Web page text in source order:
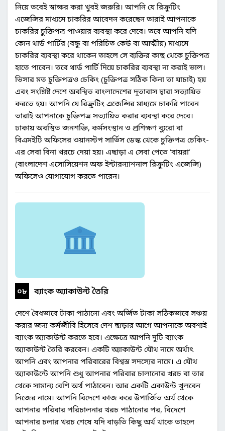
নিয়ে তবেই স্বাক্ষর করা খুবই জরুরি। আপনি যে রিক্রুটিং
এজেন্সির মাধ্যমে চাকরির আবেদন করেছেন তারাই আপনাকে
চাকরির চুক্তিপত্র পাওয়ার ব্যবস্থা করে দেবে। তবে আপনি যদি
কোন থার্ড পার্টির (বন্ধু বা পরিচিত কেউ বা আত্মীয়) মাধ্যমে
চাকরির ব্যবস্থা করে থাকেন তাহলে সে ব্যক্তির কাছ থেকে চুক্তিপত্র
হাতে পাবেন। তবে থার্ড পার্টি দিয়ে চাকরির ব্যবস্থা না করাই ভাল।
ভিসার মত চুক্তিপত্রও চেকিং (চুক্তিপত্র সঠিক কিনা তা যাচাই) হয়
এবং সংশ্লিষ্ট দেশে অবস্থিত বাংলাদেশের দূতাবাস দ্বারা সত্যায়িত
করতে হয়। আপনি যে রিক্রুটিং এজেন্সির মাধ্যমে চাকরি পাবেন
তারাই আপনাকে চুক্তিপত্র সত্যায়িত করার ব্যবস্থা করে দেবে।
ঢাকায় অবস্থিত জনশক্তি, কর্মসংস্থান ও প্রশিক্ষণ ব্যুরো বা
বিএমইটি অফিসের ওয়ানস্টপ সার্ভিস ডেস্ক থেকে চুক্তিপত্র চেকিং-
এর সেবা বিনা খরচে দেয়া হয়। এছাড়া এ সেবা পেতে ‘বায়রা’
(বাংলাদেশ এসোসিয়েশন অফ ইন্টারন্যাশনাল রিক্রুটিং এজেন্সি)
অফিসেও যোগাযোগ করতে পারেন।
০৮ ব্যাংক অ্যাকাউন্ট তৈরি
দেশে বৈধভাবে টাকা পাঠানো এবং অর্জিত টাকা সঠিকভাবে সঞ্চয়
করার জন্য কর্মজীবি হিসেবে দেশ ছাড়ার আগে আপনাকে অবশ্যই
ব্যাংক অ্যাকাউন্ট করতে হবে। এক্ষেত্রে আপনি দুটি ব্যাংক
অ্যাকাউন্ট তৈরি করবেন। একটি অ্যাকাউন্ট যৌথ নামে অর্থাৎ
আপনি এবং আপনার পরিবারের বিশ্বস্ত সদস্যের নামে। এ যৌথ
অ্যাকাউন্টে আপনি শুধু আপনার পরিবার চালানোর খরচ বা তার
থেকে সামান্য বেশি অর্থ পাঠাবেন। আর একটি একাউন্ট খুলবেন
নিজের নামে। আপনি বিদেশে কাজ করে উপার্জিত অর্থ থেকে
আপনার পরিবার পরিচালনার খরচ পাঠানোর পর, বিদেশে
আপনার চলার খরচ শেষে যদি বাড়তি কিছু অর্থ থাকে তাহলে